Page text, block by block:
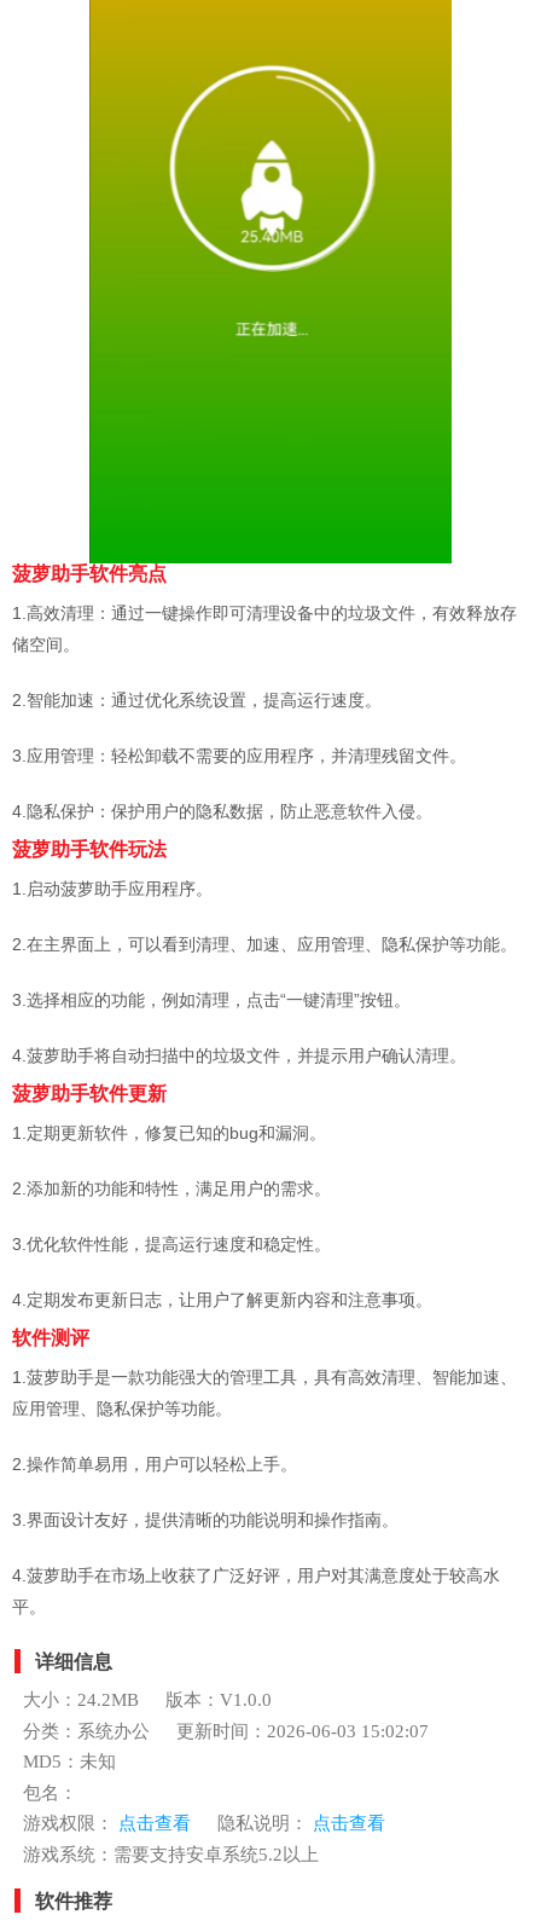
菠萝助手软件亮点
1.高效清理：通过一键操作即可清理设备中的垃圾文件，有效释放存
储空间。
2.智能加速：通过优化系统设置，提高运行速度。
3.应用管理：轻松卸载不需要的应用程序，并清理残留文件。
4.隐私保护：保护用户的隐私数据，防止恶意软件入侵。
菠萝助手软件玩法
1.启动菠萝助手应用程序。
2.在主界面上，可以看到清理、加速、应用管理、隐私保护等功能。
3.选择相应的功能，例如清理，点击“一键清理”按钮。
4.菠萝助手将自动扫描中的垃圾文件，并提示用户确认清理。
菠萝助手软件更新
1.定期更新软件，修复已知的bug和漏洞。
2.添加新的功能和特性，满足用户的需求。
3.优化软件性能，提高运行速度和稳定性。
4.定期发布更新日志，让用户了解更新内容和注意事项。
软件测评
1.菠萝助手是一款功能强大的管理工具，具有高效清理、智能加速、
应用管理、隐私保护等功能。
2.操作简单易用，用户可以轻松上手。
3.界面设计友好，提供清晰的功能说明和操作指南。
4.菠萝助手在市场上收获了广泛好评，用户对其满意度处于较高水
平。
详细信息
大小：24.2MB
版本：V1.0.0
分类：系统办公
更新时间：2026-06-03 15:02:07
MD5：未知
包名：
游戏权限：
点击查看 隐私说明：
点击查看
游戏系统：需要支持安卓系统5.2以上
软件推荐